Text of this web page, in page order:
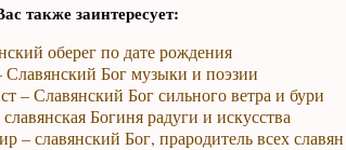
также заинтересует:
оберег по дате рождения
Славянский Бог музыки и поэзии
– Славянский Бог сильного ветра и бури
Богиня радуги и искусства
– славянский Бог, прародитель всех славян